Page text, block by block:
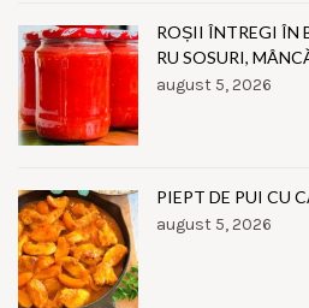
ROȘII ÎNTREGI ÎN
RU SOSURI,
august 5, 2026
PIEPT DE PUI CU
august 5, 2026